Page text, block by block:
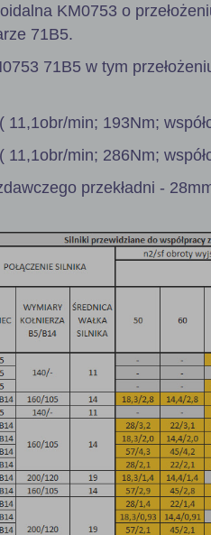
KM0753 o
71B5.
71B5 w tym
11,1obr/min; 193Nm;
11,1obr/min; 286Nm;
przekładni -